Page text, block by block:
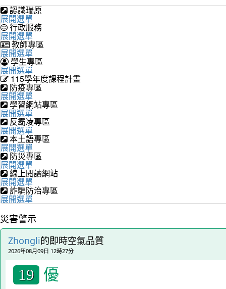
認識瑞原
展開選單
行政服務
展開選單
教師專區
展開選單
學生專區
展開選單
115學年度課程計畫
防疫專區
展開選單
學習網站專區
展開選單
反霸凌專區
展開選單
本土語專區
展開選單
防災專區
展開選單
線上閱讀網站
展開選單
詐騙防治專區
展開選單
災害警示
Zhongli的即時空氣品質
2026年08月09日 12時27分
19 優